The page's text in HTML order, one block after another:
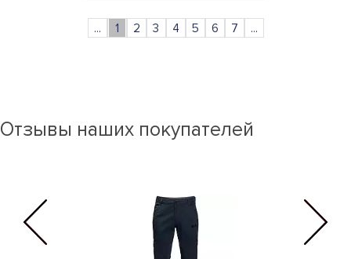
... 1 2 3 4 5 6 7 ...
Отзывы наших покупателей